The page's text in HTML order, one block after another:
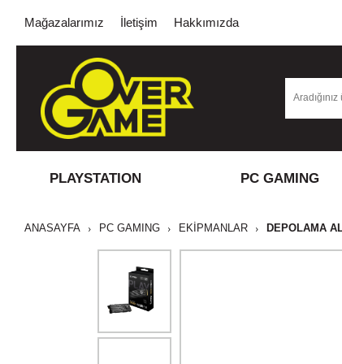
Mağazalarımız İletişim Hakkımızda
PLAYSTATION PC GAMING
ANASAYFA PC GAMING EKİPMANLAR DEPOLAMA